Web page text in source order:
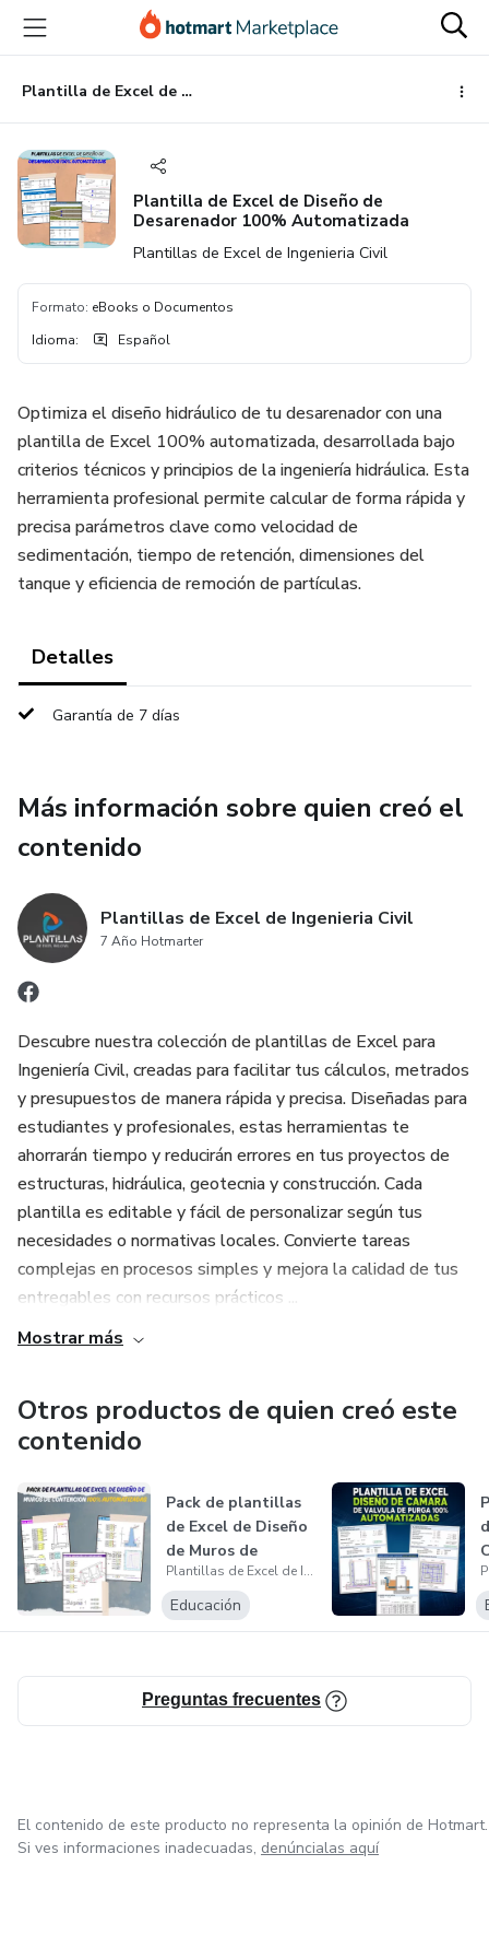
principal
página
de
página
Plantilla de Excel de Diseño de Desarenador 100% Automatizada
Plantilla de Excel de Diseño de
Desarenador 100% Automatizada
Plantillas de Excel de Ingenieria Civil
Formato: eBooks o Documentos
Idioma: Español
Optimiza el diseño hidráulico de tu desarenador con una
plantilla de Excel 100% automatizada, desarrollada bajo
criterios técnicos y principios de la ingeniería hidráulica. Esta
herramienta profesional permite calcular de forma rápida y
precisa parámetros clave como velocidad de
sedimentación, tiempo de retención, dimensiones del
tanque y eficiencia de remoción de partículas.
Detalles
Garantía de 7 días
Más información sobre quien creó el
contenido
Plantillas de Excel de Ingenieria Civil
7 Año Hotmarter
Descubre nuestra colección de plantillas de Excel para
Ingeniería Civil, creadas para facilitar tus cálculos, metrados
y presupuestos de manera rápida y precisa. Diseñadas para
estudiantes y profesionales, estas herramientas te
ahorrarán tiempo y reducirán errores en tus proyectos de
estructuras, hidráulica, geotecnia y construcción. Cada
plantilla es editable y fácil de personalizar según tus
necesidades o normativas locales. Convierte tareas
complejas en procesos simples y mejora la calidad de tus
entregables con recursos prácticos ...
Mostrar más
Otros productos de quien creó este
contenido
Pack de plantillas
de Excel de Diseño
de Muros de
Contencion...
Plantillas de Excel de Ingenieria Civil
Educación
Preguntas frecuentes
El contenido de este producto no representa la opinión de Hotmart.
Si ves informaciones inadecuadas, denúncialas aquí